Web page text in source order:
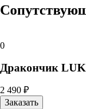
0
Дракончик
2 490 ₽